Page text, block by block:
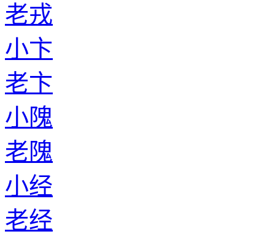
老戎
小卞
老卞
小隗
老隗
小经
老经